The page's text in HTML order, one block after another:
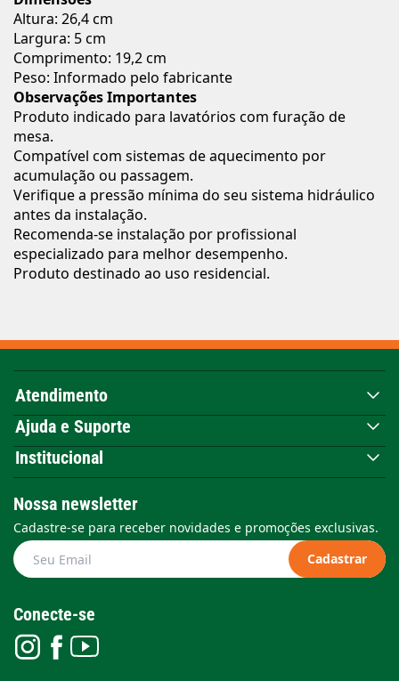
Altura: 26,4 cm
Largura: 5 cm
Comprimento: 19,2 cm
Peso: Informado pelo fabricante
Observações Importantes
Produto indicado para lavatórios com furação de
mesa.
Compatível com sistemas de aquecimento por
acumulação ou passagem.
Verifique a pressão mínima do seu sistema hidráulico
antes da instalação.
Recomenda-se instalação por profissional
especializado para melhor desempenho.
Produto destinado ao uso residencial.
Atendimento
Ajuda e Suporte
Institucional
Nossa newsletter
Cadastre-se para receber novidades e promoções exclusivas.
Cadastrar
Conecte-se